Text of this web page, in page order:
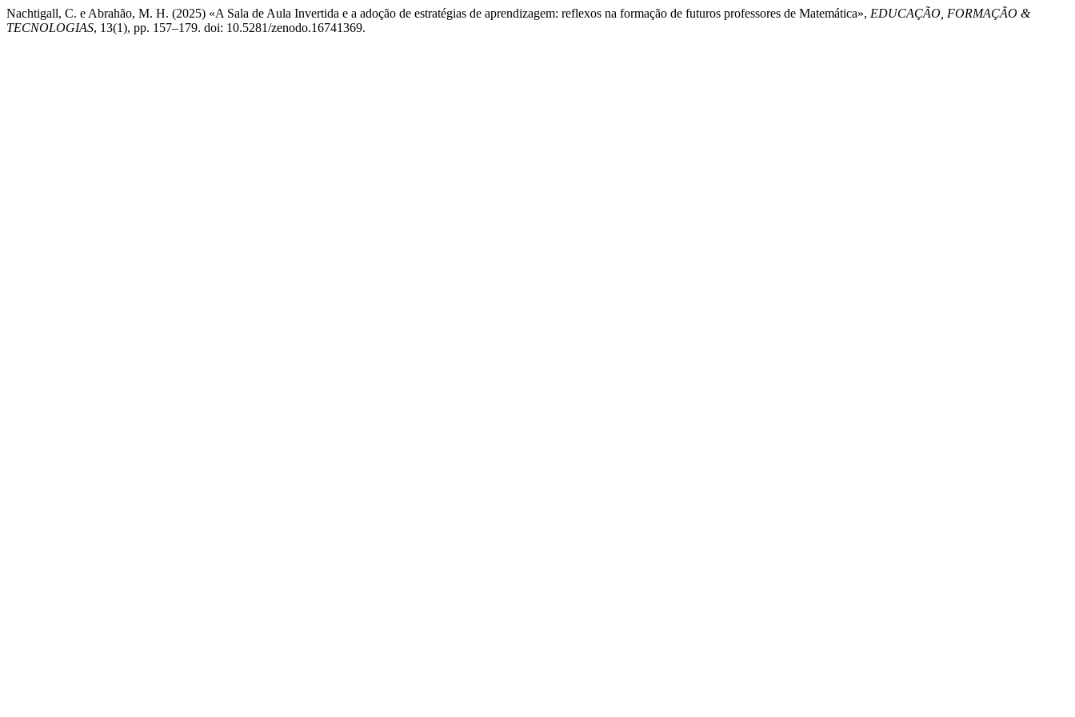
Nachtigall, C. e Abrahão, M. H. (2025) «A Sala de Aula Invertida e a adoção de estratégias de aprendizagem: reflexos na formação de futuros professores de Matemática», EDUCAÇÃO, FORMAÇÃO &
TECNOLOGIAS, 13(1), pp. 157–179. doi: 10.5281/zenodo.16741369.